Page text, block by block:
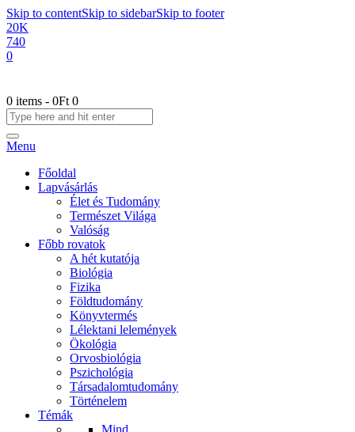
Skip to contentSkip to sidebarSkip to footer
20K
740
0
0 items - 0Ft 0
Menu
Főoldal
Lapvásárlás
Élet és Tudomány
Természet Világa
Valóság
Főbb rovatok
A hét kutatója
Biológia
Fizika
Földtudomány
Könyvtermés
Lélektani lelemények
Ökológia
Orvosbiológia
Pszichológia
Társadalomtudomány
Történelem
Témák
Mind